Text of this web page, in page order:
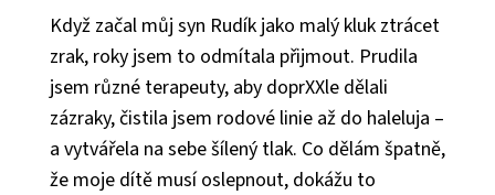
Když začal můj syn Rudík jako malý kluk ztrácet
zrak, roky jsem to odmítala přijmout. Prudila
jsem různé terapeuty, aby doprXXle dělali
zázraky, čistila jsem rodové linie až do haleluja –
a vytvářela na sebe šílený tlak. Co dělám špatně,
že moje dítě musí oslepnout, dokážu to